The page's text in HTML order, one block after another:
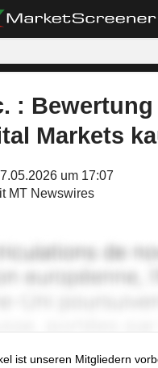
: Bewertung
Markets
um 17:07
MT Newswires
ist unseren Mitgliedern